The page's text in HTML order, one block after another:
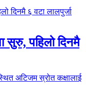
सुरु, पहिलो दिनमै